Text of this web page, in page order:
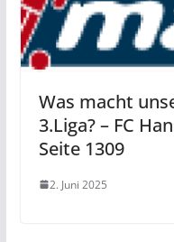
Was macht
3.Liga? – FC
Seite 1309
2. Juni 2025